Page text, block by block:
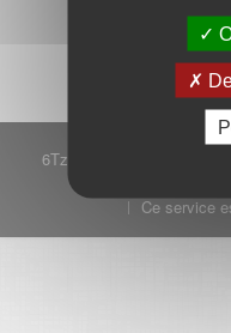
6Tzen ©2015 - Tous droits
Ce service